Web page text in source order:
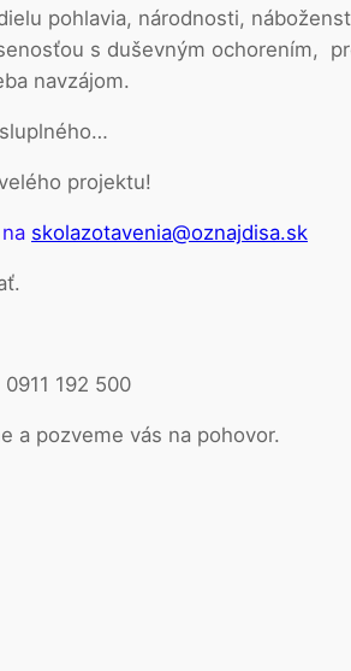
pohlavia, národnosti,
s duševným ochorením,
navzájom.
projektu!
skolazotavenia@oznajdisa.sk
192 500
a pozveme vás na pohovor.